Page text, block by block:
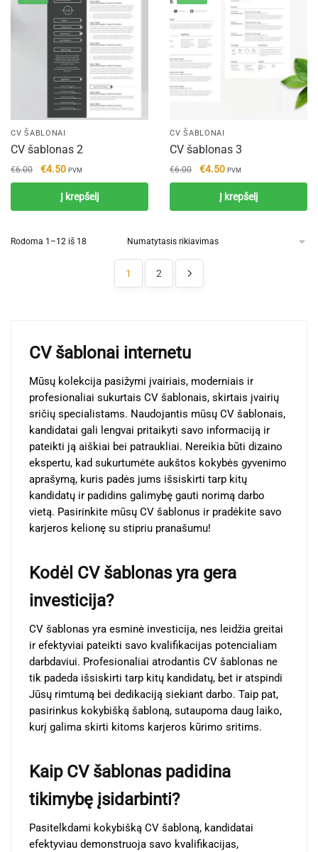
CV ŠABLONAI
CV šablonas 2
€6.00
Original
price
€6.00.
€4.50Current
price
is:
€4.50.
PVM
Į krepšelį
CV ŠABLONAI
CV šablonas 3
€6.00
Original
price
€6.00.
€4.50Current
price
is:
€4.50.
PVM
Į krepšelį
Rodoma 1–12 iš 18
1 2
CV šablonai internetu
Mūsų kolekcija pasižymi įvairiais, moderniais ir
profesionaliai sukurtais CV šablonais, skirtais įvairių
sričių specialistams. Naudojantis mūsų CV šablonais,
kandidatai gali lengvai pritaikyti savo informaciją ir
pateikti ją aiškiai bei patraukliai. Nereikia būti dizaino
ekspertu, kad sukurtumėte aukštos kokybės gyvenimo
aprašymą, kuris padės jums išsiskirti tarp kitų
kandidatų ir padidins galimybę gauti norimą darbo
vietą. Pasirinkite mūsų CV šablonus ir pradėkite savo
karjeros kelionę su stipriu pranašumu!
Kodėl CV šablonas yra gera
investicija?
CV šablonas yra esminė investicija, nes leidžia greitai
ir efektyviai pateikti savo kvalifikacijas potencialiam
darbdaviui. Profesionaliai atrodantis CV šablonas ne
tik padeda išsiskirti tarp kitų kandidatų, bet ir atspindi
Jūsų rimtumą bei dedikaciją siekiant darbo. Taip pat,
pasirinkus kokybišką šabloną, sutaupoma daug laiko,
kurį galima skirti kitoms karjeros kūrimo sritims.
Kaip CV šablonas padidina
tikimybę įsidarbinti?
Pasitelkdami kokybišką CV šabloną, kandidatai
efektyviau demonstruoja savo kvalifikacijas,